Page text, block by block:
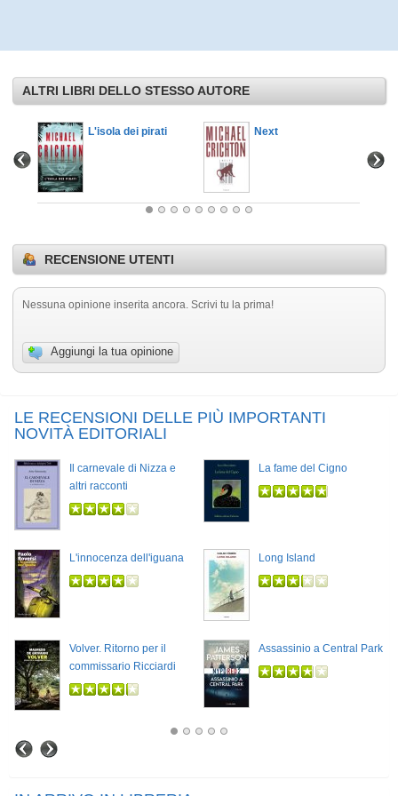
ALTRI LIBRI DELLO STESSO AUTORE
L'isola dei pirati Next
RECENSIONE UTENTI
Nessuna opinione inserita ancora. Scrivi tu la prima!
Aggiungi la tua opinione
LE RECENSIONI DELLE PIÙ IMPORTANTI
NOVITÀ EDITORIALI
Il carnevale di Nizza e
altri racconti
La fame del Cigno
L'innocenza dell'iguana Long Island
Volver. Ritorno per il
commissario Ricciardi
Assassinio a Central Park